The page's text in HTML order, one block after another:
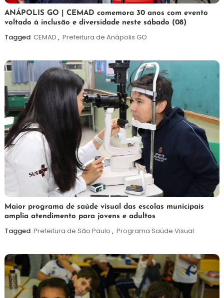
7
de
agosto
Maurilio
ANÁPOLIS GO | CEMAD comemora 30 anos com evento
voltado à inclusão e diversidade neste sábado (08)
Tagged CEMAD , Prefeitura de Anápolis GO
7
de
agosto
Maurilio
Maior programa de saúde visual das escolas municipais
amplia atendimento para jovens e adultos
Tagged Prefeitura de São Paulo , Programa Saúde Visual